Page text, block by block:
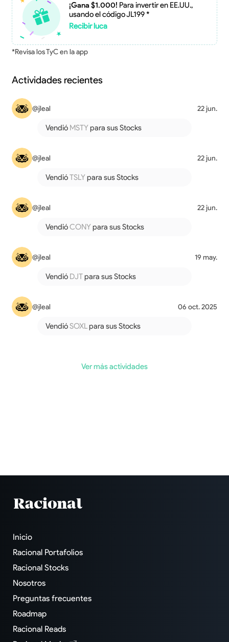
¡Gana $1.000! Para invertir en EE.UU.,
usando el código JL199 *
Recibir luca
*Revisa los TyC en la app
Actividades recientes
@jleal 22 jun.
Vendió MSTYpara sus Stocks
@jleal 22 jun.
VendióTSLYpara sus Stocks
@jleal 22 jun.
VendióCONYpara sus Stocks
@jleal 19 may.
Vendió DJTpara sus Stocks
@jleal 06 oct. 2025
VendióSOXLpara sus Stocks
Ver más actividades
Inicio
Racional Portafolios
Racional Stocks
Nosotros
Preguntas frecuentes
Roadmap
Racional Reads